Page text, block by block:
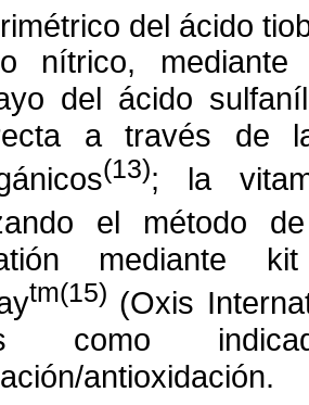
del ácido
nítrico,
del ácido
a través de
(13); la
el método
mediante
tm(15) (Oxis
como
antioxidación.